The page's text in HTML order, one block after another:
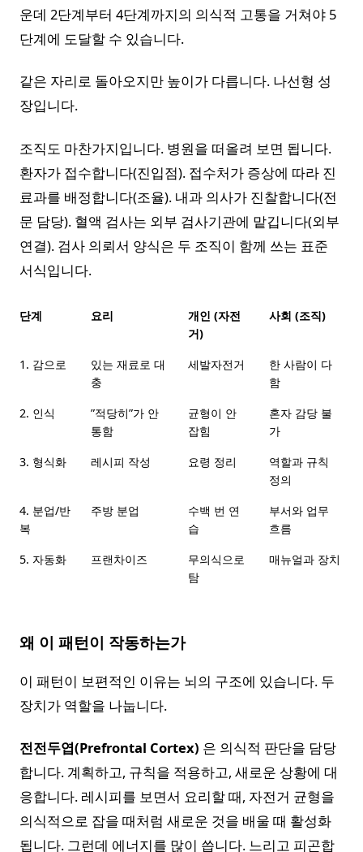
운데 2단계부터 4단계까지의 의식적 고통을 거쳐야 5
단계에 도달할 수 있습니다.
같은 자리로 돌아오지만 높이가 다릅니다. 나선형 성
장입니다.
조직도 마찬가지입니다. 병원을 떠올려 보면 됩니다.
환자가 접수합니다(진입점). 접수처가 증상에 따라 진
료과를 배정합니다(조율). 내과 의사가 진찰합니다(전
문 담당). 혈액 검사는 외부 검사기관에 맡깁니다(외부
연결). 검사 의뢰서 양식은 두 조직이 함께 쓰는 표준
서식입니다.
단계 요리
개인 (자전
거)
사회 (조직)
1. 감으로
있는 재료로 대
충
세발자전거
한 사람이 다
함
2. 인식
”적당히”가 안
통함
균형이 안
잡힘
혼자 감당 불
가
3. 형식화
레시피 작성 요령 정리
역할과 규칙
정의
4. 분업/반
복
주방 분업
수백 번 연
습
부서와 업무
흐름
5. 자동화
프랜차이즈
무의식으로
탐
매뉴얼과 장치
왜 이 패턴이 작동하는가
이 패턴이 보편적인 이유는 뇌의 구조에 있습니다. 두
장치가 역할을 나눕니다.
전전두엽(Prefrontal Cortex) 은 의식적 판단을 담당
합니다. 계획하고, 규칙을 적용하고, 새로운 상황에 대
응합니다. 레시피를 보면서 요리할 때, 자전거 균형을
의식적으로 잡을 때처럼 새로운 것을 배울 때 활성화
됩니다. 그런데 에너지를 많이 씁니다. 느리고 피곤합